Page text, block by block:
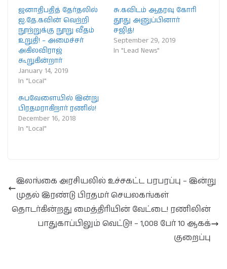
ஜனாதிபதித் தேர்தலில்
ஐ.தே.கவின் வெற்றி
நூற்றுக்கு நூறு வீதம்
உறுதி! – அமைச்சர்
அகிலவிராஜ்
கூறுகின்றார்
January 14, 2019
In "Local"
சு.கவிடம் ஆதரவு கோரி
தூது அனுப்பினார்
சஜித்!
September 29, 2019
In "Lead News"
சுபவேளையில் இன்று
பிரதமராகிறார் ரணில்!
December 16, 2018
In "Local"
இலங்கை அரசியலில் உச்சகட்ட பரபரப்பு – இன்று
முதல் இரண்டு பிரதமர் செயலகங்கள்
தொடர்கின்றது மைத்திரியின் வேட்டை! ரணிலின்
பாதுகாப்பிலும் வெட்டு!! – 1,008 பேர் 10 ஆகக்
குறைப்பு